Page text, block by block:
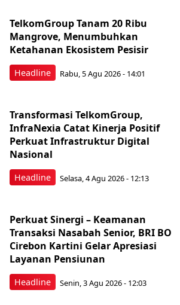
Headline
TelkomGroup Tanam 20 Ribu
Mangrove, Menumbuhkan
Ketahanan Ekosistem Pesisir
Rabu, 5 Agu 2026 - 14:01
Headline
Transformasi TelkomGroup,
InfraNexia Catat Kinerja Positif
Perkuat Infrastruktur Digital
Nasional
Selasa, 4 Agu 2026 - 12:13
Headline
Perkuat Sinergi – Keamanan
Transaksi Nasabah Senior, BRI BO
Cirebon Kartini Gelar Apresiasi
Layanan Pensiunan
Senin, 3 Agu 2026 - 12:03